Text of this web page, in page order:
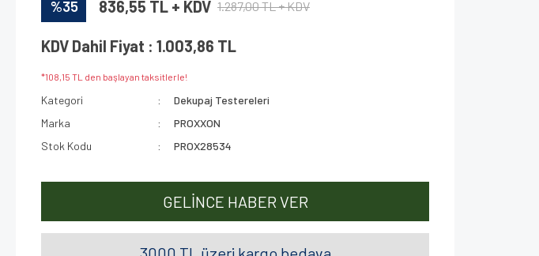
%35 836,55 TL + KDV 1.287,00 TL + KDV
KDV Dahil Fiyat : 1.003,86 TL
*108,15 TL den başlayan taksitlerle!
Kategori
Dekupaj Testereleri
Marka
PROXXON
Stok Kodu
PROX28534
GELİNCE HABER VER